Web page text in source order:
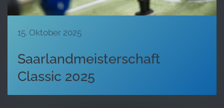
15. Oktober 2025
Saarlandmeisterschaft
Classic 2025